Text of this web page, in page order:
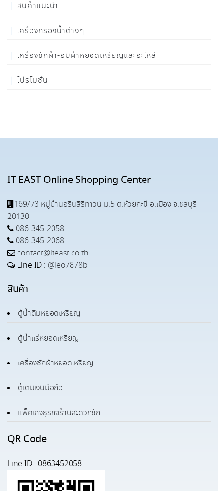
สินค้าแนะนำ
เครื่องกรองน้ำต่างๆ
เครื่องซักผ้า-อบผ้าหยอดเหรียญและอะไหล่
โปรโมชั่น
IT EAST Online Shopping Center
169/73 หมู่บ้านอรินสิริทาวน์ ม.5 ต.ห้วยกะปิ อ.เมือง จ.ชลบุรี
20130
086-345-2058
086-345-2068
contact@iteast.co.th
Line ID : @leo7878b
สินค้า
ตู้น้ำดื่มหยอดเหรียญ
ตู้น้ำแร่หยอดเหรียญ
เครื่องซักผ้าหยอดเหรียญ
ตู้เติมเงินมือถือ
แพ็คเกจธุรกิจร้านสะดวกซัก
QR Code
Line ID : 0863452058